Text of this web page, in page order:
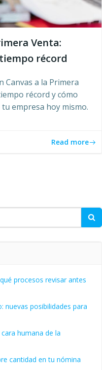
Venta:
récord
Canvas a la Primera
récord y cómo
empresa hoy mismo.
Read more
procesos revisar antes
nuevas posibilidades para
humana de la
cantidad en tu nómina